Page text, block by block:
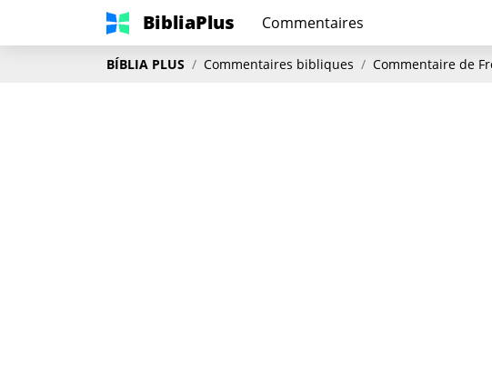
BibliaPlus Commentaires
BÍBLIA PLUS Commentaires bibliques Commentaire de